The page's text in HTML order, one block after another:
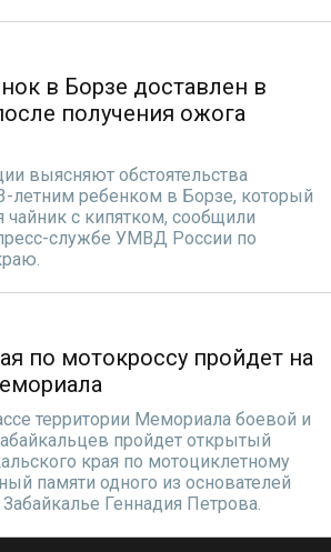
в Борзе доставлен в
получения ожога
выясняют обстоятельства
летним ребенком в Борзе, который
чайник с кипятком, сообщили
службе УМВД России по
по мотокроссу пройдет на
территории Мемориала боевой и
пройдет открытый
края по мотоциклетному
памяти одного из основателей
Геннадия Петрова.